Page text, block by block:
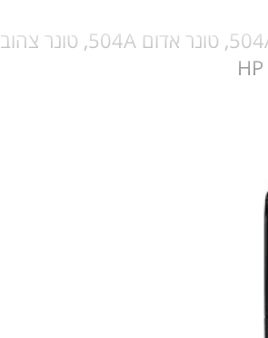
בחר טונר HP מקורי או טונר תואם HP, טונר שחור 504X, טונר כחול 504A, טונר אדום 504A, טונר צהוב